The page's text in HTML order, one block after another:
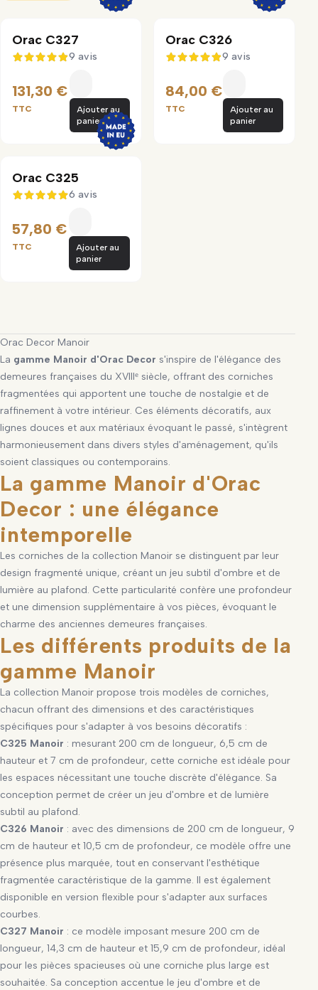
Orac C327
4,9 sur 5
9 avis
131,30 €
TTC
Ajouter au
panier
Orac C326
4,9 sur 5
9 avis
84,00 €
TTC
Ajouter au
panier
Orac C325
5 sur 5
6 avis
57,80 €
TTC
Ajouter au
panier
Orac Decor Manoir
La gamme Manoir d'Orac Decor s'inspire de l'élégance des
demeures françaises du XVIIIᵉ siècle, offrant des corniches
fragmentées qui apportent une touche de nostalgie et de
raffinement à votre intérieur. Ces éléments décoratifs, aux
lignes douces et aux matériaux évoquant le passé, s'intègrent
harmonieusement dans divers styles d'aménagement, qu'ils
soient classiques ou contemporains.
La gamme Manoir d'Orac
Decor : une élégance
intemporelle
Les corniches de la collection Manoir se distinguent par leur
design fragmenté unique, créant un jeu subtil d'ombre et de
lumière au plafond. Cette particularité confère une profondeur
et une dimension supplémentaire à vos pièces, évoquant le
charme des anciennes demeures françaises.
Les différents produits de la
gamme Manoir
La collection Manoir propose trois modèles de corniches,
chacun offrant des dimensions et des caractéristiques
spécifiques pour s'adapter à vos besoins décoratifs :
C325 Manoir : mesurant 200 cm de longueur, 6,5 cm de
hauteur et 7 cm de profondeur, cette corniche est idéale pour
les espaces nécessitant une touche discrète d'élégance. Sa
conception permet de créer un jeu d'ombre et de lumière
subtil au plafond.
C326 Manoir : avec des dimensions de 200 cm de longueur, 9
cm de hauteur et 10,5 cm de profondeur, ce modèle offre une
présence plus marquée, tout en conservant l'esthétique
fragmentée caractéristique de la gamme. Il est également
disponible en version flexible pour s'adapter aux surfaces
courbes.
C327 Manoir : ce modèle imposant mesure 200 cm de
longueur, 14,3 cm de hauteur et 15,9 cm de profondeur, idéal
pour les pièces spacieuses où une corniche plus large est
souhaitée. Sa conception accentue le jeu d'ombre et de